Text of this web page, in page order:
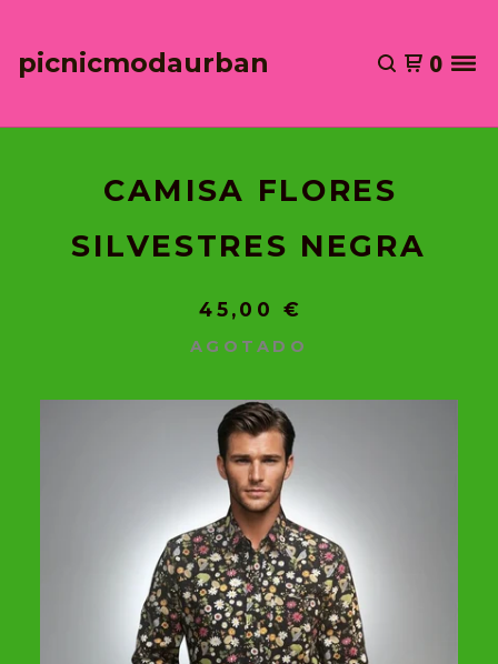
picnicmodaurban 0
CAMISA FLORES
SILVESTRES NEGRA
45,00 €
AGOTADO